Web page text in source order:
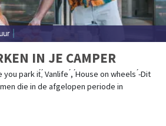
IN JE CAMPER
you park it́,́ Vanlife ́, ́House on wheels ́-Dit
die in de afgelopen periode in